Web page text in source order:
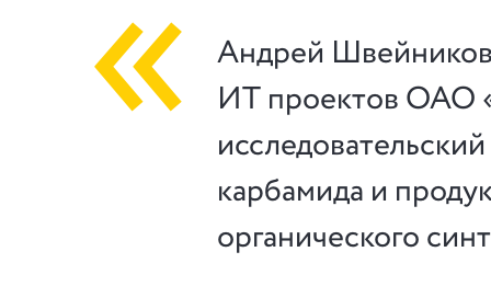
Андрей
ИТ проектов ОАО
карбамида и
органического